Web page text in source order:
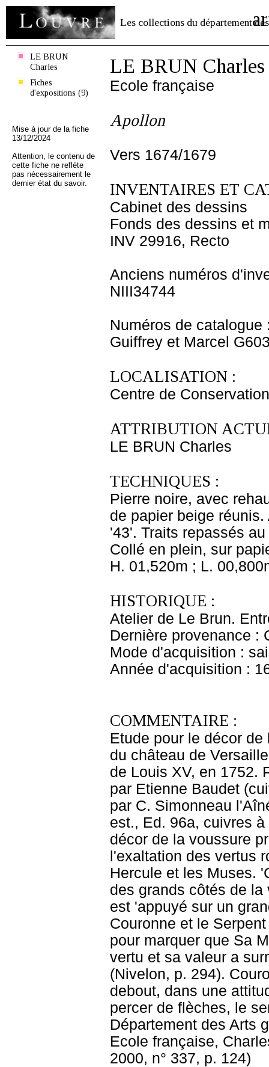
Les collections du département des
LE BRUN
Charles
Fiches
d'expositions (9)
Mise à jour de la fiche
13/12/2024
Attention, le contenu de
cette fiche ne reflète
pas nécessairement le
dernier état du savoir.
LE BRUN Charles
Ecole française
Apollon
Vers 1674/1679
INVENTAIRES ET
Cabinet des dessins
Fonds des dessins et
INV 29916, Recto
Anciens numéros
NIII34744
Numéros de catalogue
Guiffrey et Marcel
LOCALISATION :
Centre de
ATTRIBUTION
LE BRUN Charles
TECHNIQUES :
Pierre noire, avec
de papier beige
'43'. Traits repassés
Collé en plein, sur
H. 01,520m ; L.
HISTORIQUE :
Atelier de Le Brun.
Dernière provenance :
Mode d'acquisition :
Année d'acquisition :
COMMENTAIRE :
Etude pour le décor
du château de
de Louis XV, en 1752.
par Etienne Baudet
par C. Simonneau
est., Ed. 96a, cuivres
décor de la voussure
l'exaltation des vertus
Hercule et les Muses.
des grands côtés de
est 'appuyé sur un
Couronne et le
pour marquer que Sa
vertu et sa valeur a
(Nivelon, p. 294).
debout, dans une
percer de flèches, le
Département des Arts
Ecole française,
2000, n° 337, p. 124)